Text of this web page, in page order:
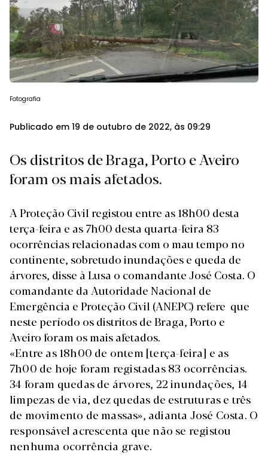
Fotografia
Publicado em 19 de outubro de 2022, às 09:29
Os distritos de Braga, Porto e Aveiro
foram os mais afetados.
A Proteção Civil registou entre as 18h00 desta
terça-feira e as 7h00 desta quarta-feira 83
ocorrências relacionadas com o mau tempo no
continente, sobretudo inundações e queda de
árvores, disse à Lusa o comandante José Costa. O
comandante da Autoridade Nacional de
Emergência e Proteção Civil (ANEPC) refere que
neste período os distritos de Braga, Porto e
Aveiro foram os mais afetados.
«Entre as 18h00 de ontem [terça-feira] e as
7h00 de hoje foram registadas 83 ocorrências.
34 foram quedas de árvores, 22 inundações, 14
limpezas de via, dez quedas de estruturas e três
de movimento de massas», adianta José Costa. O
responsável acrescenta que não se registou
nenhuma ocorrência grave.